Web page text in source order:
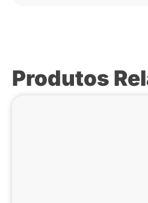
Produtos